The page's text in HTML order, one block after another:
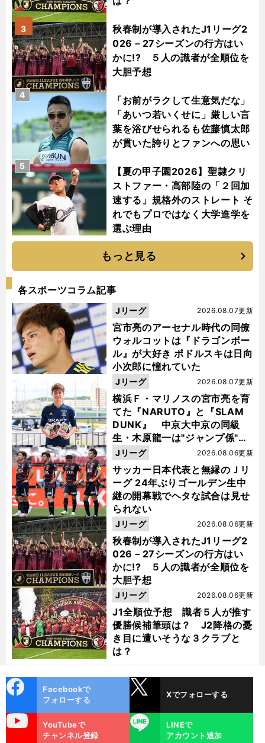
秋春制が導入されたJ1リーグ2
026－27シーズンの行方はい
かに!? ５人の識者が全順位を
大胆予想
3
「お前がラクして生意気だな」
「あいつ若いくせに」厳しい言
葉を浴びせられるも佐藤慎太郎
が貫いた誇りとファンへの思い
4
【夏の甲子園2026】聖隷クリ
ストファー・高部陸の「２回加
速する」規格外のストレート そ
れでもプロではなく大学進学を
選ぶ理由
5
もっと見る
各スポーツコラム記事
宮市亮のアーセナル時代の同僚
ウォルコットは『ドラゴンボー
ル』が大好き ポドルスキは日向
小次郎に憧れていた
2026.08.07更新
Jリーグ
横浜Ｆ・マリノスの宮市亮を育
てた『NARUTO』と『SLAM
DUNK』 中京大中京の同級
生・木原龍一は"ジャンプ係"だ
った
2026.08.07更新
Jリーグ
サッカー日本代表と無縁のＪリ
ーグ 24年ぶりゴールデン生中
継の開幕戦でヘタな試合は見せ
られない
2026.08.06更新
Jリーグ
秋春制が導入されたJ1リーグ2
026－27シーズンの行方はい
かに!? ５人の識者が全順位を
大胆予想
2026.08.06更新
Jリーグ
J1全順位予想 識者５人が推す
優勝候補筆頭は？ J2降格の憂
き目に遭いそうな３クラブと
は？
2026.08.06更新
Jリーグ
ok
Facebookで
フォローする
Xでフォローする
YouTubeで
チャンネル登録
LINE
LINEで
アカウント追加